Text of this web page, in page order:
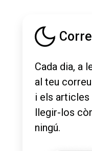
Cada dia, a
al teu
i els articles
llegir-los
ningú.